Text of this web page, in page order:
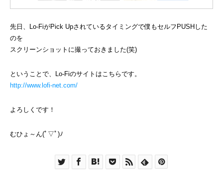
先日、Lo-FiがPick Upされているタイミングで僕もセルフPUSHした
のを
スクリーンショットに撮っておきました(笑)
ということで、Lo-Fiのサイトはこちらです。
http://www.lofi-net.com/
よろしくです！
むひょ～ん(ﾟ▽ﾟ)ﾉ